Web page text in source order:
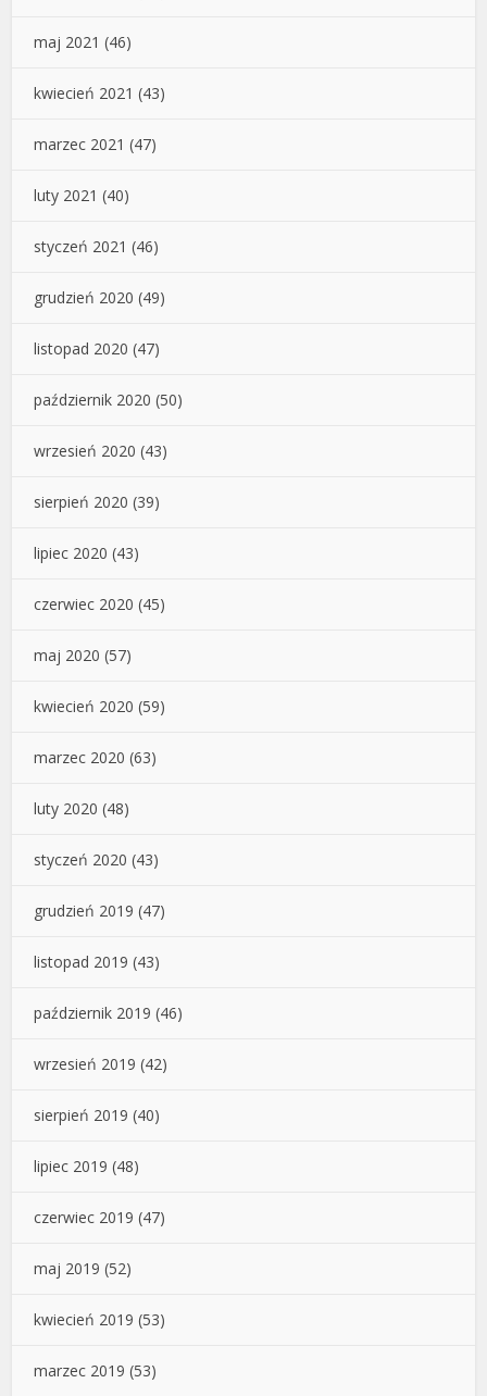
maj 2021 (46)
kwiecień 2021 (43)
marzec 2021 (47)
luty 2021 (40)
styczeń 2021 (46)
grudzień 2020 (49)
listopad 2020 (47)
październik 2020 (50)
wrzesień 2020 (43)
sierpień 2020 (39)
lipiec 2020 (43)
czerwiec 2020 (45)
maj 2020 (57)
kwiecień 2020 (59)
marzec 2020 (63)
luty 2020 (48)
styczeń 2020 (43)
grudzień 2019 (47)
listopad 2019 (43)
październik 2019 (46)
wrzesień 2019 (42)
sierpień 2019 (40)
lipiec 2019 (48)
czerwiec 2019 (47)
maj 2019 (52)
kwiecień 2019 (53)
marzec 2019 (53)